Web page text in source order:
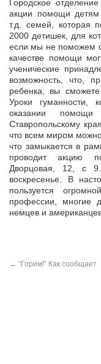
Городское
акции помощи детям
т.д. семей, которая
2000 детишек, для
если мы не поможем
качестве помощи
ученические
возможность, что,
ребенка, вы
Уроки
оказании
Ставропольскому
что всем миром
что замыкается в
проводит акцию
Дворцовая, 12, с
воскресенье. В
пользуется
профессии, многие
немцев и
← “Горим!” Как сообщает